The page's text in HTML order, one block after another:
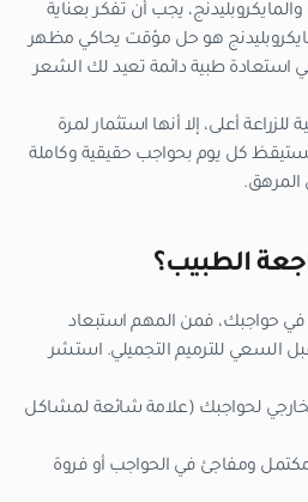
والمايكروبليدنج، يجب أن تفكر بعناية
هو حل مؤقت يحاكي مظهر
استعادة طبية دائمة تعيد لك الشعر
للزراعة أعلى، إلا أنها استثمار لمرة
كل يوم بحواجب حقيقية وكاملة
المرهق.
الطبيب؟
في حواجبك، فمن المهم استبعاد
السعي للترميم التجميلي. استشر
لحواجبك (علامة شائعة لمشاكل
ومفاجئ في الحواجب أو فروة